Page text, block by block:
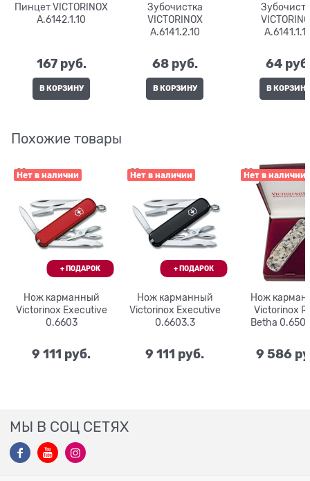
Пинцет VICTORINOX
A.6142.1.10
167 руб.
В КОРЗИНУ
Зубочистка
VICTORINOX
A.6141.2.10
68 руб.
В КОРЗИНУ
64
В КОРЗИНУ
Похожие товары
Нет в наличии
Нож карманный
Victorinox Executive
0.6603
9 111 руб.
Нет в наличии
Нож карманный
Victorinox Executive
0.6603.3
9 111 руб.
Нет в наличии
Нож
Victorinox
Betha
9 586
МЫ В СОЦ СЕТЯХ